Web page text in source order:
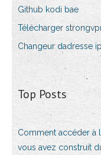
Github kodi bae
Télécharger
Changeur dadresse
Top Posts
Comment accéder à
vous avez construit